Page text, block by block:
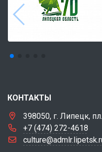
КОНТАКТЫ
398050, г. Липецк,
+7 (474) 272-4618